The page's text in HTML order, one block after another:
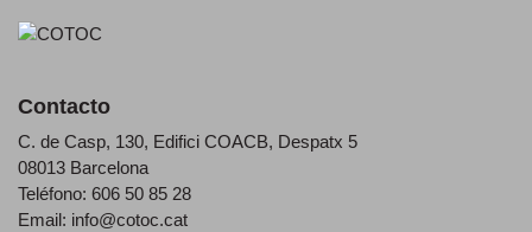
Contacto
C. de Casp, 130, Edifici COACB, Despatx 5
08013 Barcelona
Teléfono: 606 50 85 28
Email: info@cotoc.cat